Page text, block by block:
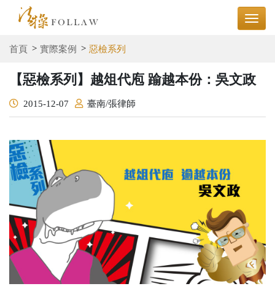
首頁 實際案例 惡檢系列
【惡檢系列】越俎代庖 踰越本份：吳文政
2015-12-07 臺南/張律師